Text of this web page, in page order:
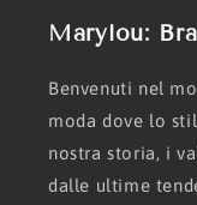
Marylou:
Benvenuti nel
moda dove lo
nostra storia, i
dalle ultime